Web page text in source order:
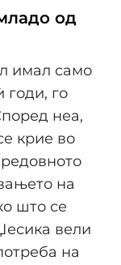
од
имал само
годи, го
неа,
крие во
на
што се
вели
на